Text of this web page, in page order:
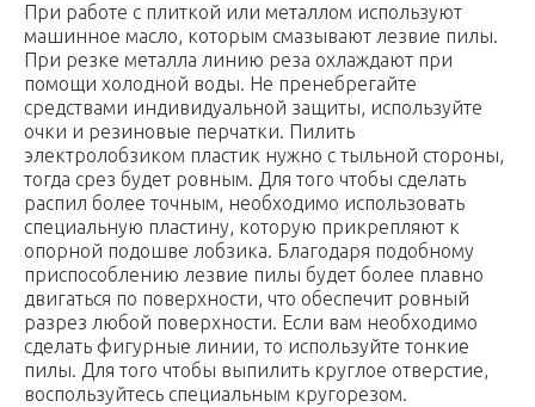
При работе с плиткой или металлом используют
машинное масло, которым смазывают лезвие пилы.
При резке металла линию реза охлаждают при
помощи холодной воды. Не пренебрегайте
средствами индивидуальной защиты, используйте
очки и резиновые перчатки. Пилить
электролобзиком пластик нужно с тыльной стороны,
тогда срез будет ровным. Для того чтобы сделать
распил более точным, необходимо использовать
специальную пластину, которую прикрепляют к
опорной подошве лобзика. Благодаря подобному
приспособлению лезвие пилы будет более плавно
двигаться по поверхности, что обеспечит ровный
разрез любой поверхности. Если вам необходимо
сделать фигурные линии, то используйте тонкие
пилы. Для того чтобы выпилить круглое отверстие,
воспользуйтесь специальным кругорезом.